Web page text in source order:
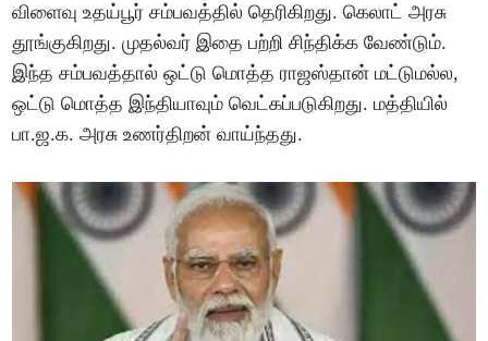
விளைவு உதய்பூர் சம்பவத்தில் தெரிகிறது. கெலாட் அரசு
தூங்குகிறது. முதல்வர் இதை பற்றி சிந்திக்க வேண்டும்.
இந்த சம்பவத்தால் ஒட்டு மொத்த ராஜஸ்தான் மட்டுமல்ல,
ஒட்டு மொத்த இந்தியாவும் வெட்கப்படுகிறது. மத்தியில்
பா.ஜ.க. அரசு உணர்திறன் வாய்ந்தது.